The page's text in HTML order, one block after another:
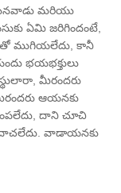
మరియు
ఏమి జరిగిందంటే,
ముగియలేదు, కానీ
భయభక్తులు
మీరందరు
ఆయనకు
దాని చూచి
వాడాయనకు